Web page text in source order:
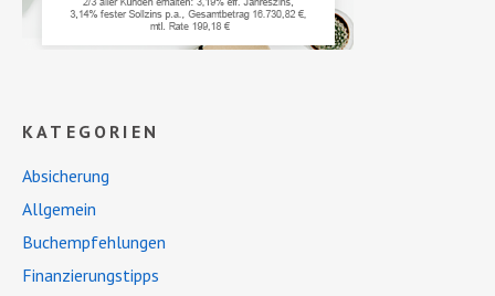
KATEGORIEN
Absicherung
Allgemein
Buchempfehlungen
Finanzierungstipps